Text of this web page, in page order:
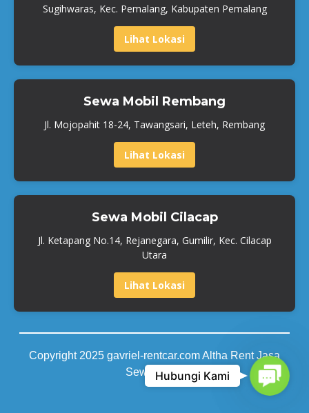
Sugihwaras, Kec. Pemalang, Kabupaten Pemalang
Lihat Lokasi
Sewa Mobil Rembang
Jl. Mojopahit 18-24, Tawangsari, Leteh, Rembang
Lihat Lokasi
Sewa Mobil Cilacap
Jl. Ketapang No.14, Rejanegara, Gumilir, Kec. Cilacap
Utara
Lihat Lokasi
Copyright 2025 gavriel-rentcar.com Altha Rent Jasa
Sewa MobilHubungi Kami